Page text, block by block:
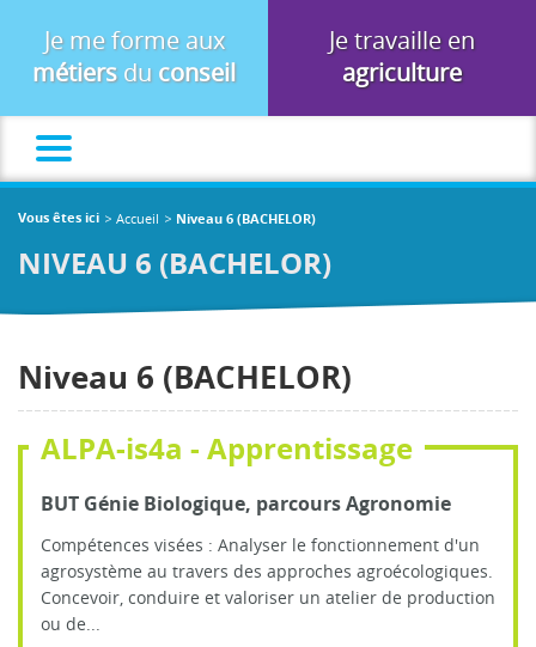
Je me forme aux
métiersdu conseil
Je travaille en
agriculture
Vous êtes ici Accueil Niveau 6 (BACHELOR)
NIVEAU 6 (BACHELOR)
Niveau 6 (BACHELOR)
ALPA-is4a - Apprentissage
BUT Génie Biologique, parcours Agronomie
Compétences visées : Analyser le fonctionnement d'un
agrosystème au travers des approches agroécologiques.
Concevoir, conduire et valoriser un atelier de production
ou de...